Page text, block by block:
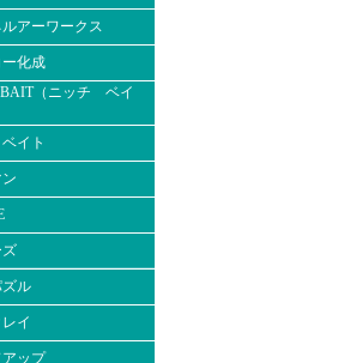
ルアーワークス
ー化成
BAIT（ニッチ ベイ
イト
ン
ズ
ズル
イ
アップ